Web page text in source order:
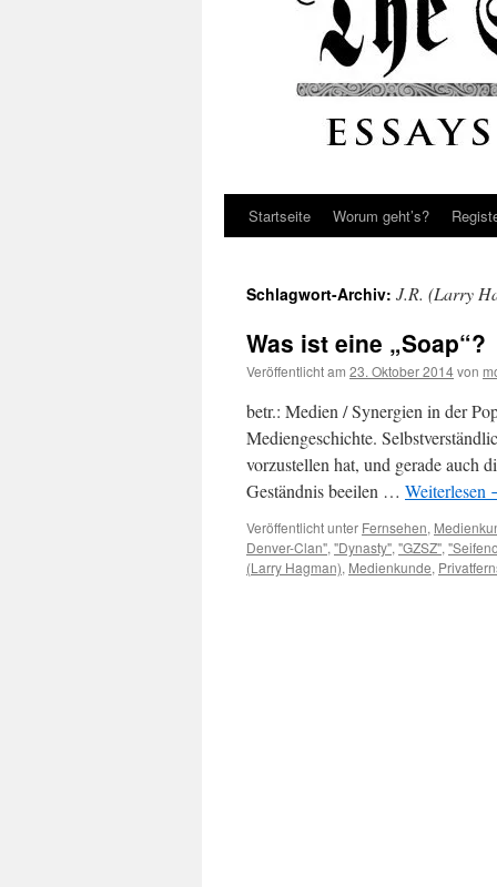
Startseite Worum geht’s?
Schlagwort-Archiv: J.R. (Larry
Was ist eine „Soap“?
Veröffentlicht am 23. Oktober 2014von
betr.: Medien / Synergien in der
Mediengeschichte.
vorzustellen hat, und gerade auch
Geständnis beeilen … Weiterlesen
Veröffentlicht unter Fernsehen,
Denver-Clan", "Dynasty", "GZSZ",
(Larry Hagman), Medienkunde,